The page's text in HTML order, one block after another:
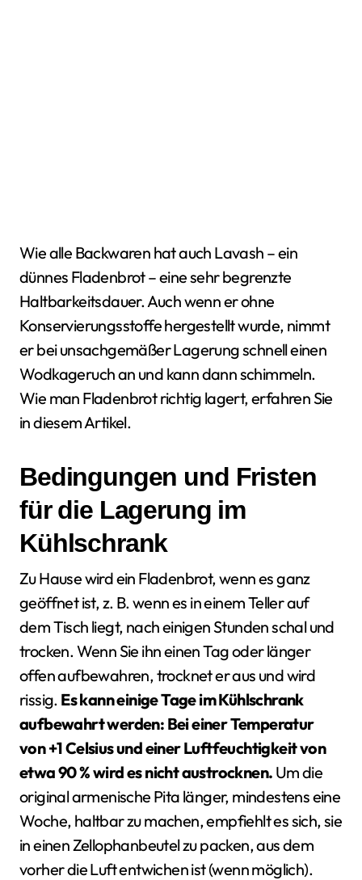
Wie alle Backwaren hat auch Lavash – ein
dünnes Fladenbrot – eine sehr begrenzte
Haltbarkeitsdauer. Auch wenn er ohne
Konservierungsstoffe hergestellt wurde, nimmt
er bei unsachgemäßer Lagerung schnell einen
Wodkageruch an und kann dann schimmeln.
Wie man Fladenbrot richtig lagert, erfahren Sie
in diesem Artikel.
Bedingungen und Fristen
für die Lagerung im
Kühlschrank
Zu Hause wird ein Fladenbrot, wenn es ganz
geöffnet ist, z. B. wenn es in einem Teller auf
dem Tisch liegt, nach einigen Stunden schal und
trocken. Wenn Sie ihn einen Tag oder länger
offen aufbewahren, trocknet er aus und wird
rissig. Es kann einige Tage im Kühlschrank
aufbewahrt werden: Bei einer Temperatur
von +1 Celsius und einer Luftfeuchtigkeit von
etwa 90 % wird es nicht austrocknen. Um die
original armenische Pita länger, mindestens eine
Woche, haltbar zu machen, empfiehlt es sich, sie
in einen Zellophanbeutel zu packen, aus dem
vorher die Luft entwichen ist (wenn möglich).